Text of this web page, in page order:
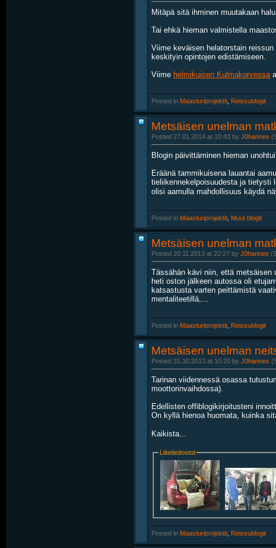
Mitäpä sitä ihminen muutakaan
Tai ehkä hieman valmistella
Viime keväisen helatorstain
keskityin opintojen edistämiseen.
Viime helmikuisen Kulmakorvessa
Posted in Maasturiprojektit Reissublogit
Metsäisen unelman
Posted 27.01.2014 at 10:43 by J0hannes
Blogin päivittäminen hieman
Eräänä tammikuisena lauantai
tieliikennekelpoisuudesta ja tietysti
olisi aamulla mahdollisuus käydä
Posted in Maasturiprojektit Muut blogit
Metsäisen unelman
Posted 20.11.2013 at 22:27 by J0hannes
Tässähän kävi niin, että metsäisen
heti oston jälkeen autossa oli
katsastusta varten peittämistä
mentaliteetillä,...
Posted in Maasturiprojektit Reissublogit
Metsäisen unelman
Posted 31.10.2013 at 10:20 by J0hannes
Tarinan viidennessä osassa
moottorinvaihdossa).
Edellisten offiblogikirjoitusteni
On kyllä hienoa huomata, kuinka
Kaikista...
Liitetiedostot
Posted in Maasturiprojektit Reissublogit